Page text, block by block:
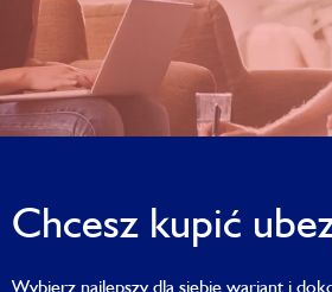
Chcesz kupić
Wybierz najlepszy dla siebie wariant i